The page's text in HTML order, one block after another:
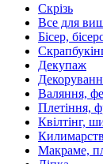
Скрізь
Все для
Бісер,
Декупаж
Валяння,
Плетіння,
Квілтінг,
Макраме,